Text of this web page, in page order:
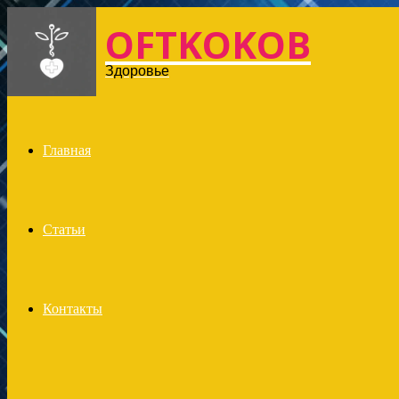
Menu OFTKOKOB
Здоровье
Главная
Статьи
Контакты